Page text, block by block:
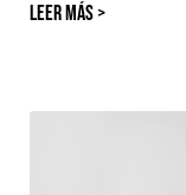
LEER MÁS >